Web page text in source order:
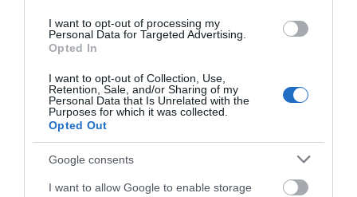
I want to opt-out of processing my
Personal Data for Targeted Advertising.
Opted In
I want to opt-out of Collection, Use,
Retention, Sale, and/or Sharing of my
Personal Data that Is Unrelated with the
Purposes for which it was collected.
Opted Out
Google consents
I want to allow Google to enable storage
Δείτε τι έκανε Δήμος της Εύβοιας
για τις φωτιές
07.08.2026 | 20:00
Μητέρα και γιος οι νεκροί από τη
σύγκρουση αυτοκινήτου με
φορτηγό
07.08.2026 | 19:40
Όλες οι τελευταίες ειδήσεις
ΠΕΡΙΣΣΟΤΕΡΑ ΑΠΟ ΕΙΔΗΣΕΙΣ ΕΥΒΟΙΑ